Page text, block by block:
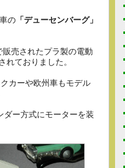
の 「デューセンバーグ」
販売されたプラ製の電動
ておりました。
カーや欧州車もモデル
ダー方式にモーターを装